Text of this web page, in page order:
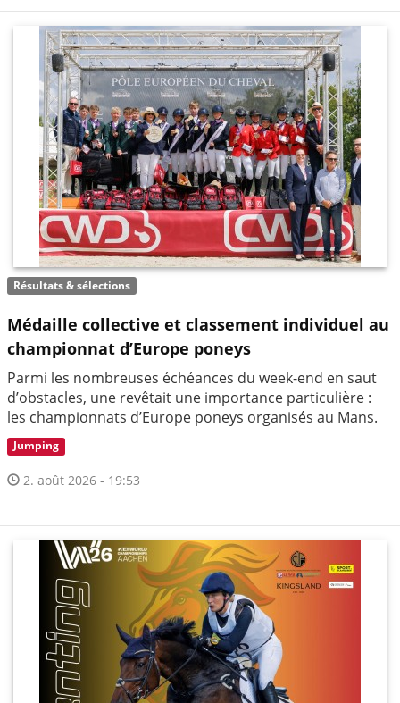
Résultats & sélections
Médaille collective et classement individuel au
championnat d’Europe poneys
Parmi les nombreuses échéances du week-end en saut
d’obstacles, une revêtait une importance particulière :
les championnats d’Europe poneys organisés au Mans.
Jumping
2. août 2026 - 19:53